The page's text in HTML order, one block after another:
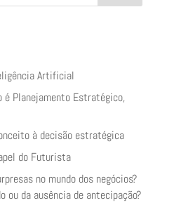
Artificial
Planejamento Estratégico,
à decisão estratégica
do Futurista
no mundo dos negócios?
ou da ausência de antecipação?